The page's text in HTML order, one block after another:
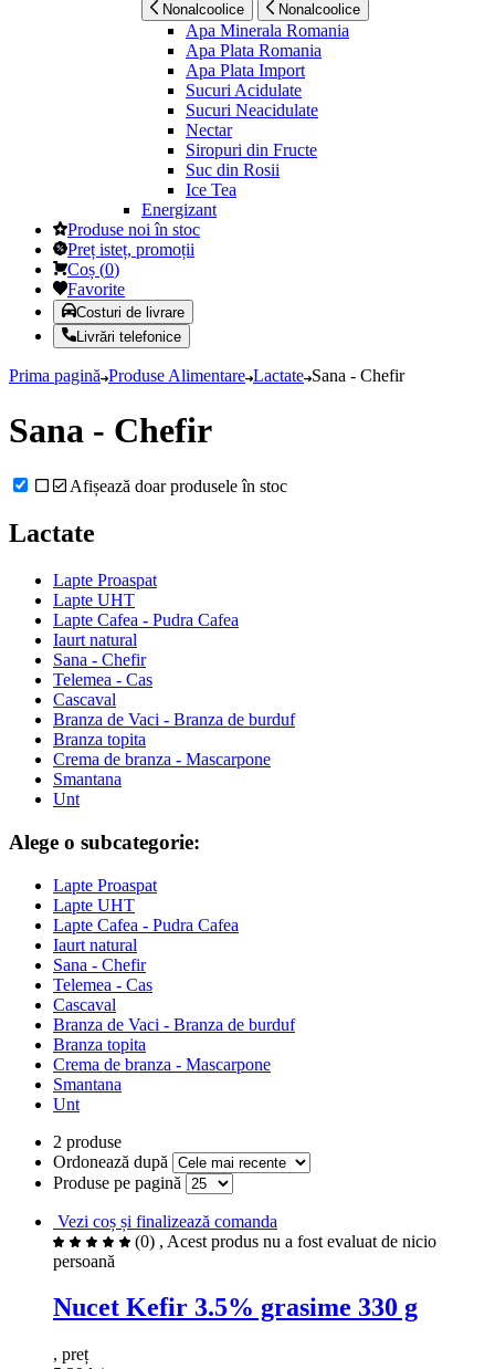
Nonalcoolice Nonalcoolice
Apa Minerala Romania
Apa Plata Romania
Apa Plata Import
Sucuri Acidulate
Sucuri Neacidulate
Nectar
Siropuri din Fructe
Suc din Rosii
Ice Tea
Energizant
Produse noi în stoc
Preț isteț, promoții
Coș (0)
Favorite
Costuri de livrare
Livrări telefonice
Prima pagină Produse Alimentare Lactate Sana - Chefir
Sana - Chefir
Afișează doar produsele în stoc
Lactate
Lapte Proaspat
Lapte UHT
Lapte Cafea - Pudra Cafea
Iaurt natural
Sana - Chefir
Telemea - Cas
Cascaval
Branza de Vaci - Branza de burduf
Branza topita
Crema de branza - Mascarpone
Smantana
Unt
Alege o subcategorie:
Lapte Proaspat
Lapte UHT
Lapte Cafea - Pudra Cafea
Iaurt natural
Sana - Chefir
Telemea - Cas
Cascaval
Branza de Vaci - Branza de burduf
Branza topita
Crema de branza - Mascarpone
Smantana
Unt
2 produse
Ordonează după
Produse pe pagină
Vezi coș și finalizează comanda
(0) , Acest produs nu a fost evaluat de nicio
persoană
Nucet Kefir 3.5% grasime 330 g
, preț